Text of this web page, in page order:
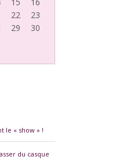
22
23
29
30
le « show » !
du casque